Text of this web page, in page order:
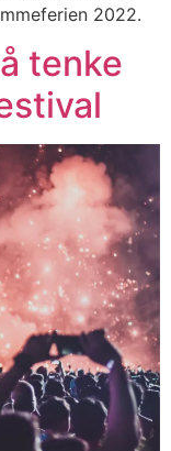
2022.
tenke